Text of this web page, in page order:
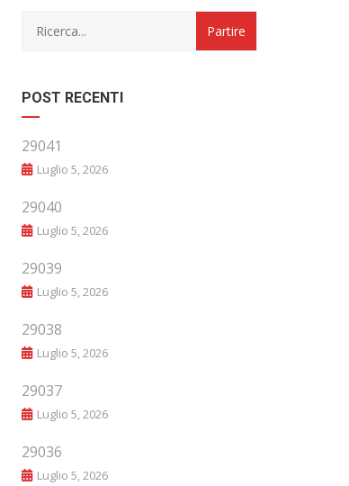
“Evoluzione e Innovazione: Il Futuro
POST RECENTI
29041
Luglio 5, 2026
29040
Luglio 5, 2026
29039
Luglio 5, 2026
29038
Luglio 5, 2026
29037
Luglio 5, 2026
29036
Luglio 5, 2026